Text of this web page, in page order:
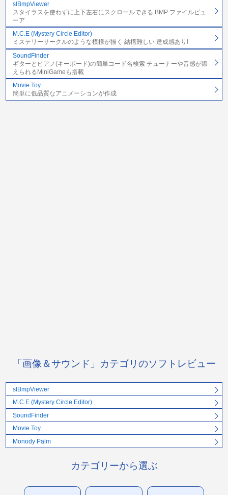
slBmpViewer
スタイラスを使わずに上下左右にスクロールできる BMP ファイルビュ
ーア
M.C.E (Mystery Circle Editor)
ミステリーサークルのような模様が描く 結構難しい 達成感あり!
SoundFinder
ギターとピアノ(キーボード)の簡単コード名検索 チューナーや音感が鍛
えられるMiniGameも搭載
Movie Toy
簡単に低品質なアニメーションが作成
「画像＆サウンド」カテゴリのソフトレビュー
slBmpViewer
M.C.E (Mystery Circle Editor)
SoundFinder
Movie Toy
Monody Palm
カテゴリーから選ぶ